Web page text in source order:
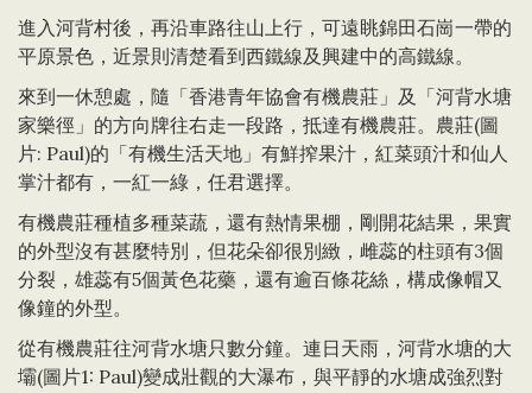
進入河背村後，再沿車路往山上行，可遠眺錦田石崗一帶的
平原景色，近景則清楚看到西鐵線及興建中的高鐵線。
來到一休憩處，隨「香港青年協會有機農莊」及「河背水塘
家樂徑」的方向牌往右走一段路，抵達有機農莊。農莊(圖
片: Paul)的「有機生活天地」有鮮搾果汁，紅菜頭汁和仙人
掌汁都有，一紅一綠，任君選擇。
有機農莊種植多種菜蔬，還有熱情果棚，剛開花結果，果實
的外型沒有甚麼特別，但花朵卻很別緻，雌蕊的柱頭有3個
分裂，雄蕊有5個黃色花藥，還有逾百條花絲，構成像帽又
像鐘的外型。
從有機農莊往河背水塘只數分鐘。連日天雨，河背水塘的大
壩(圖片1: Paul)變成壯觀的大瀑布，與平靜的水塘成強烈對